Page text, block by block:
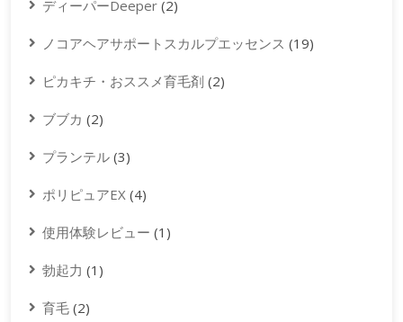
ディーパーDeeper (2)
ノコアヘアサポートスカルプエッセンス (19)
ピカキチ・おススメ育毛剤 (2)
ブブカ (2)
プランテル (3)
ポリピュアEX (4)
使用体験レビュー (1)
勃起力 (1)
育毛 (2)